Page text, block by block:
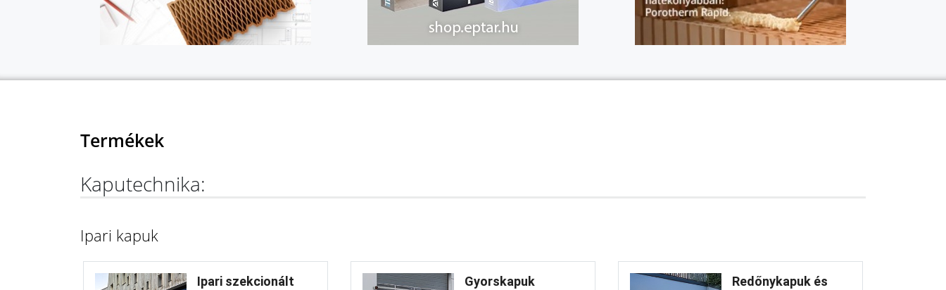
Termékek
Kaputechnika:
Ipari kapuk
Ipari szekcionált
Gyorskapuk
Redőnykapuk és